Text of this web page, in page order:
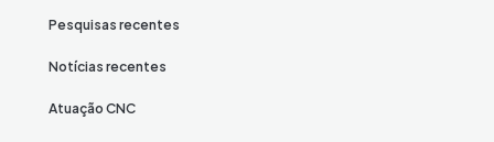
Pesquisas recentes
Notícias recentes
Atuação CNC